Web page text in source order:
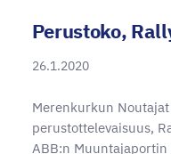
Perustoko,
26.1.2020
Merenkurkun
perustottelevaisuus,
ABB:n